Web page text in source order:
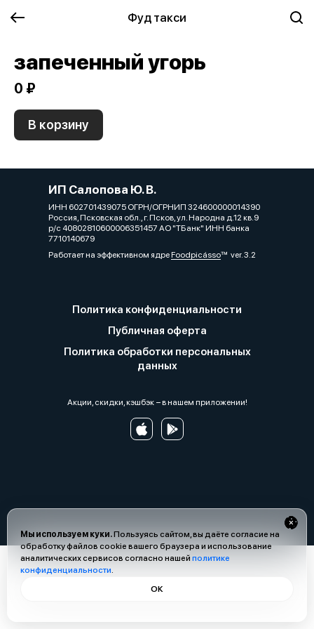
Фуд такси
Мы используем куки.Пользуясь сайтом, вы даёте согласие на
обработку файлов cookie вашего браузера и использование
аналитических сервисов согласно нашей политике
конфиденциальности.
ОК
запеченный угорь
0 ₽
В корзину
ИП Салопова Ю. В.
ИНН 602701439075 ОГРН/ОГРНИП 324600000014390
Россия, Псковская обл., г. Псков, ул. Народна д.12 кв.9
р/с 40802810600006351457 АО "ТБанк" ИНН банка
7710140679
Работает на эффективном ядреFoodpicássover. 3.2
Политика конфиденциальности
Публичная оферта
Политика обработки персональных
данных
Акции, скидки, кэшбэк − в нашем приложении!